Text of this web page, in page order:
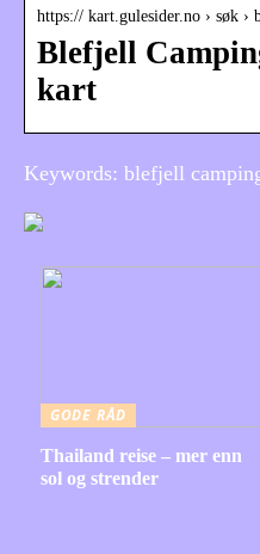
https:// kart.gulesider.no › søk ›
Blefjell
kart
Keywords: blefjell
GODE RÅD
Thailand reise – mer enn
sol og strender